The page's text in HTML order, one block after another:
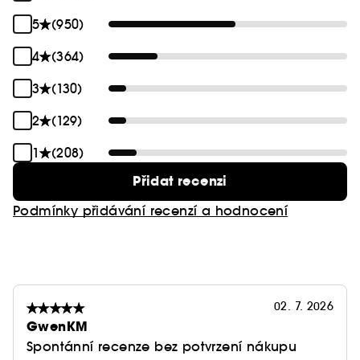
5
(950)
4
(364)
3
(130)
2
(129)
1
(208)
Přidat recenzi
Podmínky přidávání recenzí a hodnocení
02. 7. 2026
GwenKM
Spontánní recenze bez potvrzení nákupu